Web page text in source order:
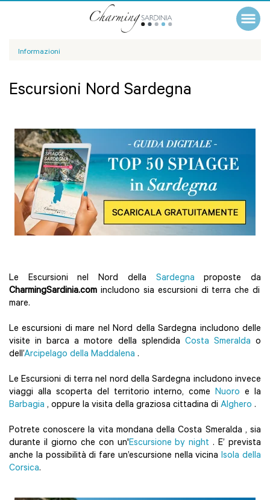
Informazioni
Escursioni Nord Sardegna
Le Escursioni nel Nord della Sardegna proposte da
CharmingSardinia.com includono sia escursioni di terra che di
mare.
Le escursioni di mare nel Nord della Sardegna includono delle
visite in barca a motore della splendida Costa Smeralda o
dell’Arcipelago della Maddalena .
Le Escursioni di terra nel nord della Sardegna includono invece
viaggi alla scoperta del territorio interno, comeNuoro e la
Barbagia , oppure la visita della graziosa cittadina di Alghero .
Potrete conoscere la vita mondana della Costa Smeralda , sia
durante il giorno che con un'Escursione by night . E’ prevista
anche la possibilità di fare un’escursione nella vicinaIsola della
Corsica.